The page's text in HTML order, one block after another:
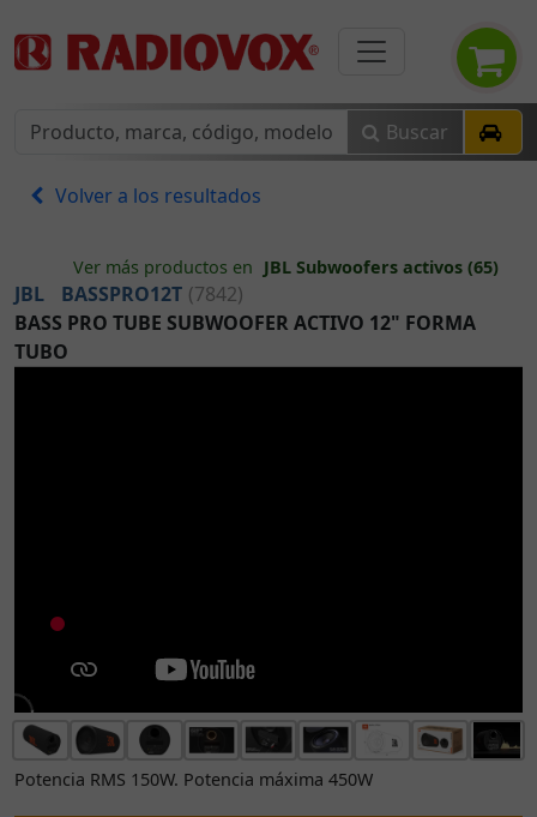
Buscar
Volver a los resultados
Ver más productos en JBL Subwoofers activos (65)
JBL BASSPRO12T (7842)
BASS PRO TUBE SUBWOOFER ACTIVO 12" FORMA
TUBO
Potencia RMS 150W. Potencia máxima 450W